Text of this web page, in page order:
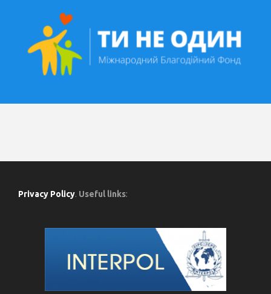
Privacy Policy. Useful links: